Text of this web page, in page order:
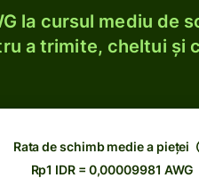
la cursul mediu de
a trimite, cheltui și
Rata de schimb medie a pieței
Rp1 IDR = 0,00009981 AWG